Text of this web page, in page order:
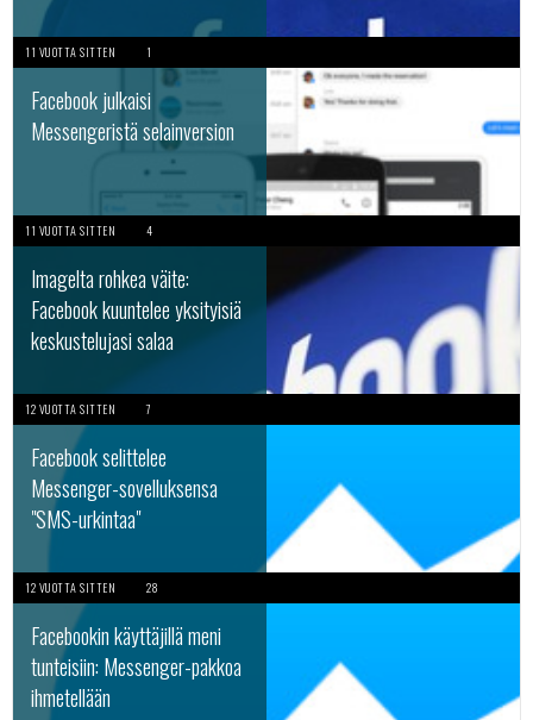
11 VUOTTA SITTEN 1
Facebook julkaisi
Messengeristä selainversion
11 VUOTTA SITTEN 4
Imagelta rohkea väite:
Facebook kuuntelee yksityisiä
keskustelujasi salaa
12 VUOTTA SITTEN 7
Facebook selittelee
Messenger-sovelluksensa
"SMS-urkintaa"
12 VUOTTA SITTEN 28
Facebookin käyttäjillä meni
tunteisiin: Messenger-pakkoa
ihmetellään